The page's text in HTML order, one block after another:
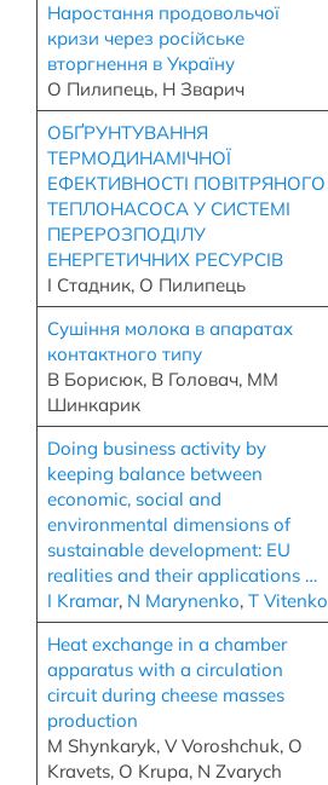
Наростання продовольчої
кризи через російське
вторгнення в Україну
О Пилипець, Н Зварич
ОБҐРУНТУВАННЯ
ТЕРМОДИНАМІЧНОЇ
ЕФЕКТИВНОСТІ ПОВІТРЯНОГО
ТЕПЛОНАСОСА У СИСТЕМІ
ПЕРЕРОЗПОДІЛУ
ЕНЕРГЕТИЧНИХ РЕСУРСІВ
І Стадник, О Пилипець
Сушіння молока в апаратах
контактного типу
В Борисюк, В Головач, ММ
Шинкарик
Doing business activity by
keeping balance between
economic, social and
environmental dimensions of
sustainable development: EU
realities and their applications …
I Kramar, N Marynenko, T Vitenko
Heat exchange in a chamber
apparatus with a circulation
circuit during cheese masses
production
M Shynkaryk, V Voroshchuk, O
Kravets, O Krupa, N Zvarych